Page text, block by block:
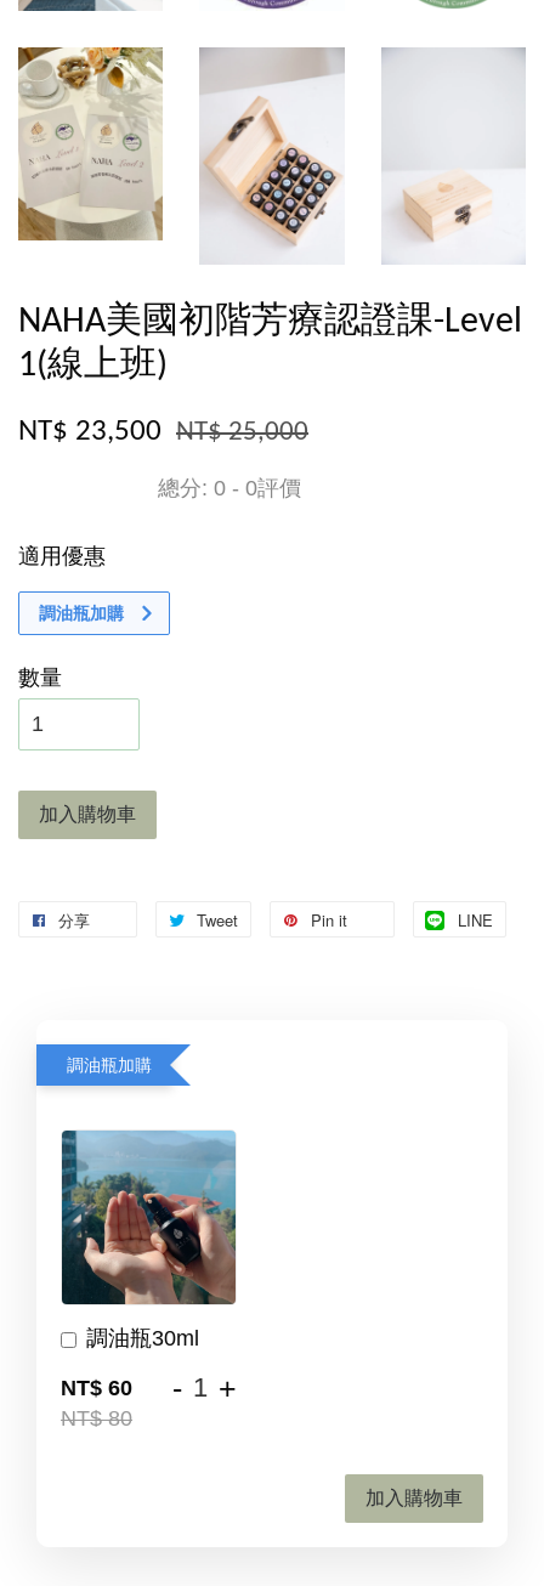
NAHA美國初階芳療認證課-Level
1(線上班)
NT$ 23,500 NT$ 25,000
總分: 0 - 0評價
適用優惠
調油瓶加購
數量
加入購物車
分享 Tweet Pin it LINE
調油瓶加購
調油瓶30ml
NT$ 60
NT$ 80
- +
加入購物車